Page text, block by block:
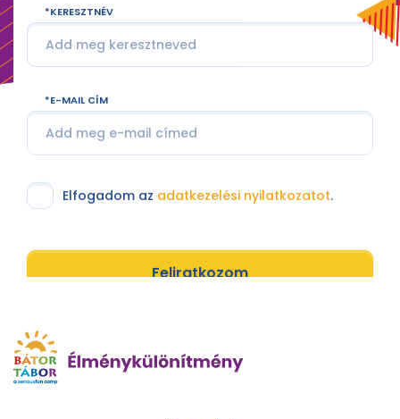
KERESZTNÉV
E-MAIL CÍM
Elfogadom az adatkezelési nyilatkozatot.
Feliratkozom